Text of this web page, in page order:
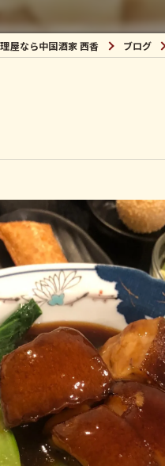
ディナー
屋なら中国酒家 西香 ブログ